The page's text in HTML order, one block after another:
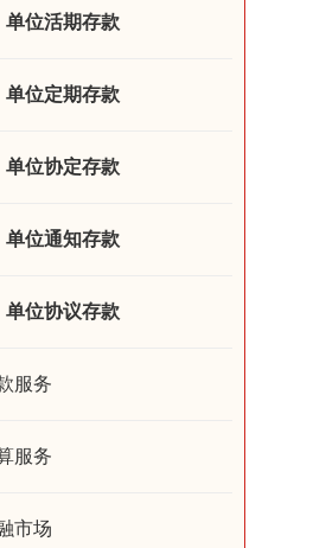
单位活期存款
单位定期存款
单位协定存款
单位通知存款
单位协议存款
服务
服务
市场